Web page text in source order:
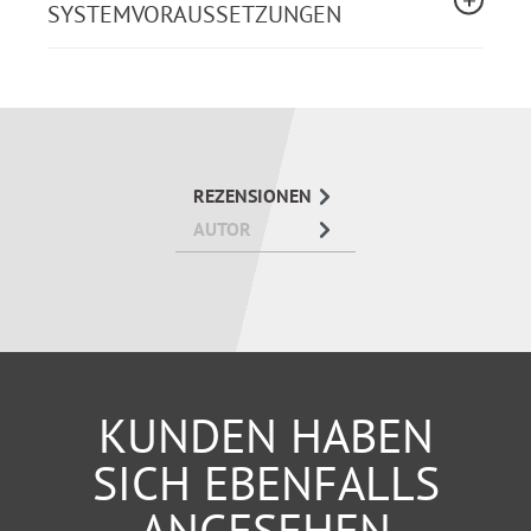
eines solchen nachhaltigen Recruiting-Prozesses:
Konkrete Tipps zum Soforteinsatz bringen
www.WALHALLA.de/recruiting
SYSTEMVORAUSSETZUNGEN
REZENSIONEN
AUTOR
KUNDEN HABEN
SICH EBENFALLS